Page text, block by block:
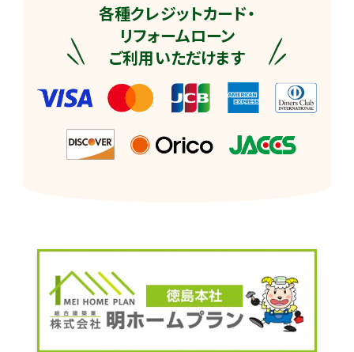
各種クレジットカード・
リフォームローン
ご利用いただけます